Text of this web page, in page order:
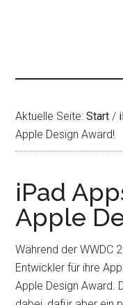
Aktuelle Seite:Start /
Apple Design Award!
iPad
Apple
Während der WWDC
Entwickler für ihre
Apple Design Award.